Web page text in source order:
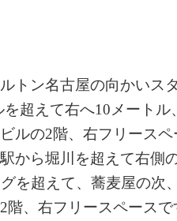
トン名古屋の向かいス
超えて右へ10メート
ルの2階、右フリース
から堀川を超えて右側
を超えて、蕎麦屋の次
階、右フリースペースで